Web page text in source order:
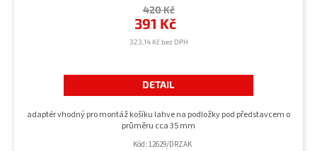
323,14 Kč bez DPH
391 Kč
420 Kč
DETAIL
adaptér vhodný pro montáž košíku lahve na podložky pod představcem o
průměru cca 35 mm
Kód: 12629/DRZAK